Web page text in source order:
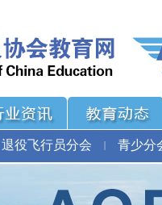
退役飞行员分会 青少分